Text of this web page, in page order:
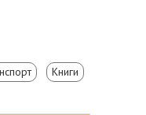
Книги